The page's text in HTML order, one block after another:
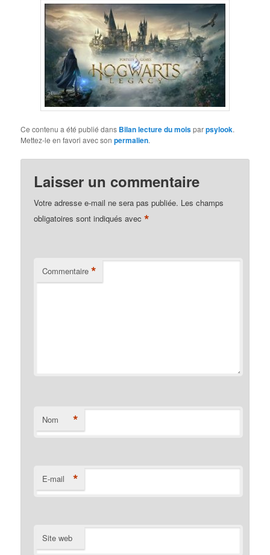
Ce contenu a été publié dans Bilan lecture du moisparpsylook.
Mettez-le en favori avec sonpermalien.
Laisser un commentaire
Votre adresse e-mail ne sera pas publiée. Les champs
obligatoires sont indiqués avec*
Commentaire *
Nom *
E-mail *
Site web